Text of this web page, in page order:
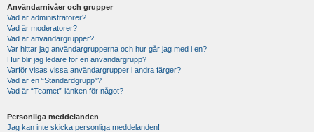
Användarnivåer och grupper
Vad är administratörer?
Vad är moderatorer?
Vad är användargrupper?
Var hittar jag användargrupperna och hur går jag med i en?
Hur blir jag ledare för en användargrupp?
Varför visas vissa användargrupper i andra färger?
Vad är en “Standardgrupp”?
Vad är “Teamet”-länken för något?
Personliga meddelanden
Jag kan inte skicka personliga meddelanden!